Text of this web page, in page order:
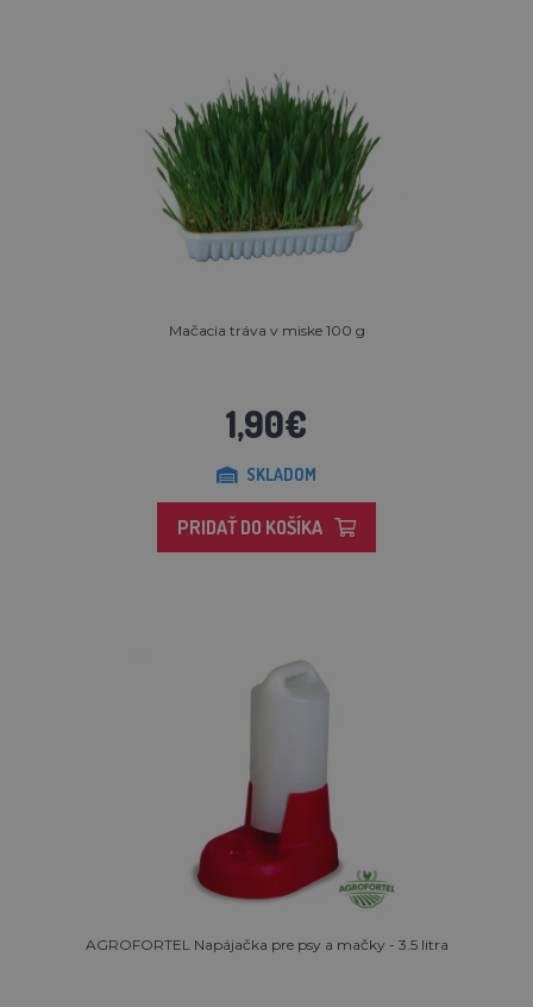
Mačacia tráva v miske 100 g
1,90€
SKLADOM
PRIDAŤ DO KOŠÍKA
AGROFORTEL Napájačka pre psy a mačky - 3.5 litra